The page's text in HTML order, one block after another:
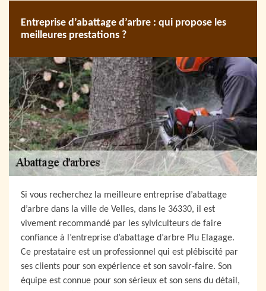
Entreprise d’abattage d’arbre : qui propose les
meilleures prestations ?
Si vous recherchez la meilleure entreprise d’abattage
d’arbre dans la ville de Velles, dans le 36330, il est
vivement recommandé par les sylviculteurs de faire
confiance à l’entreprise d’abattage d’arbre Plu Elagage.
Ce prestataire est un professionnel qui est plébiscité par
ses clients pour son expérience et son savoir-faire. Son
équipe est connue pour son sérieux et son sens du détail,